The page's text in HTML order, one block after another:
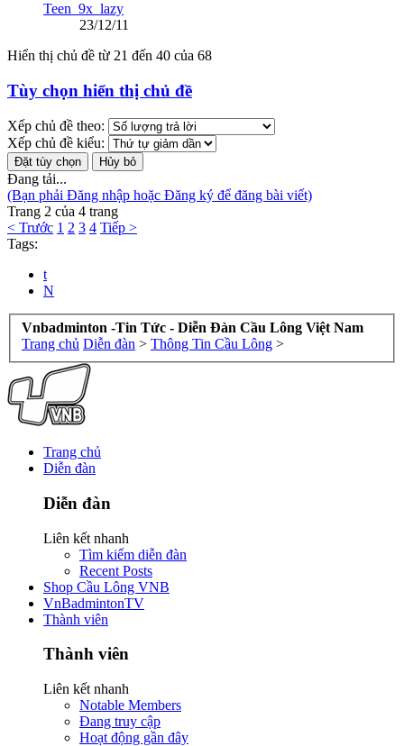
Teen_9x_lazy
23/12/11
Hiển thị chủ đề từ 21 đến 40 của 68
Tùy chọn hiển thị chủ đề
Xếp chủ đề theo:
Xếp chủ đề kiểu:
Đang tải...
(Bạn phải Đăng nhập hoặc Đăng ký để đăng bài viết)
Trang 2 của 4 trang
< Trước 1 2 3 4 Tiếp >
Tags:
t
N
Vnbadminton -Tin Tức - Diễn Đàn Cầu Lông Việt Nam
Trang chủ Diễn đàn > Thông Tin Cầu Lông >
Trang chủ
Diễn đàn
Diễn đàn
Liên kết nhanh
Tìm kiếm diễn đàn
Recent Posts
Shop Cầu Lông VNB
VnBadmintonTV
Thành viên
Thành viên
Liên kết nhanh
Notable Members
Đang truy cập
Hoạt động gần đây